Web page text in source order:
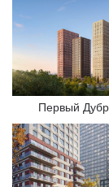
Первый